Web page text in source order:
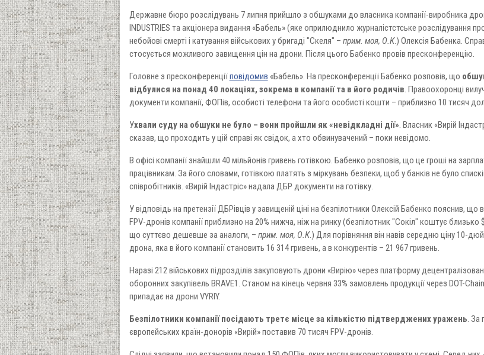
Державне бюро розслідувань 7 липня прийшло з обшуками до власника компанії-виробника
INDUSTRIES та акціонера видання «Бабель» (яке оприлюднило журналістстське розслідування
небойові смерті і катування військових у бригаді "Скеля" – прим. моя, О.К.) Олексія Бабенка.
стосується можливого завищення цін на дрони. Після цього Бабенко провів пресконференцію.
Головне з пресконференціїповідомив «Бабель». На пресконференції Бабенко розповів, що
відбулися на понад 40 локаціях, зокрема в компанії та в його родичів. Правоохоронці
документи компанії, ФОПів, особисті телефони та його особисті кошти – приблизно 10 тисяч
Ухвали суду на обшуки не було – вони пройшли як «невідкладні дії». Власник «Вирій
сказав, що проходить у цій справі як свідок, а хто обвинувачений – поки невідомо.
В офісі компанії знайшли 40 мільйонів гривень готівкою. Бабенко розповів, що це гроші на
працівникам. За його словами, готівкою платять з міркувань безпеки, щоб у банків не було
співробітників. «Вирій Індастріс» надала ДБР документи на готівку.
У відповідь на претензії ДБРівців у завищеній ціні на безпілотники Олексій Бабенко пояснив, що
FPV-дронів компанії приблизно на 20% нижча, ніж на ринку (безпілотник "Сокіл" коштує близько
що суттєво дешевше за аналоги, – прим. моя, О.К.) Для порівняння він навів середню ціну 10-
дрона, яка в його компанії становить 16 314 гривень, а в конкурентів – 21 967 гривень.
Наразі 212 військових підрозділів закуповують дрони «Вирію» через платформу
оборонних закупівель BRAVE1. Станом на кінець червня 33% замовлень продукції через DOT-
припадає на дрони VYRIY.
Безпілотники компанії посідають третє місце за кількістю підтверджених уражень. За
європейських країн-донорів «Вирій» поставив 70 тисяч FPV-дронів.